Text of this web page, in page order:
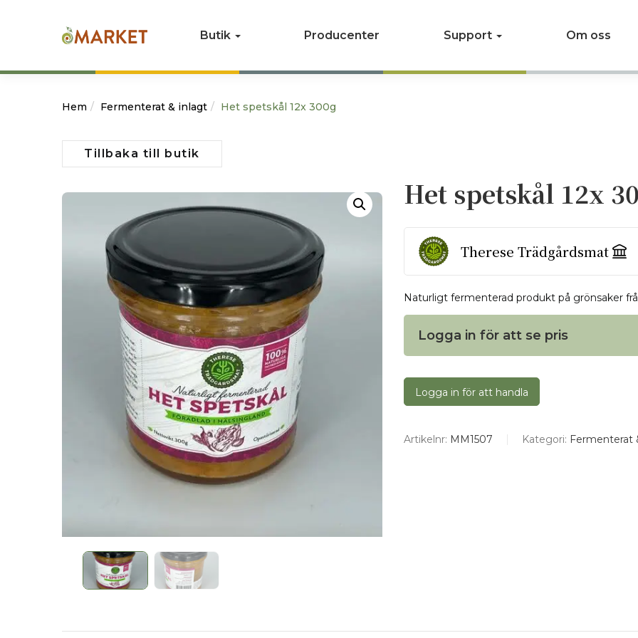
Butik Producenter Support Om oss
Hem Fermenterat & inlagt Het spetskål 12x 300g
Tillbaka till butik
Het spetskål 12x
Therese Trädgårdsmat
Naturligt fermenterad produkt på grönsaker
Logga in för att se pris
Logga in för att handla
Artikelnr: MM1507 Kategori: Fermenterat